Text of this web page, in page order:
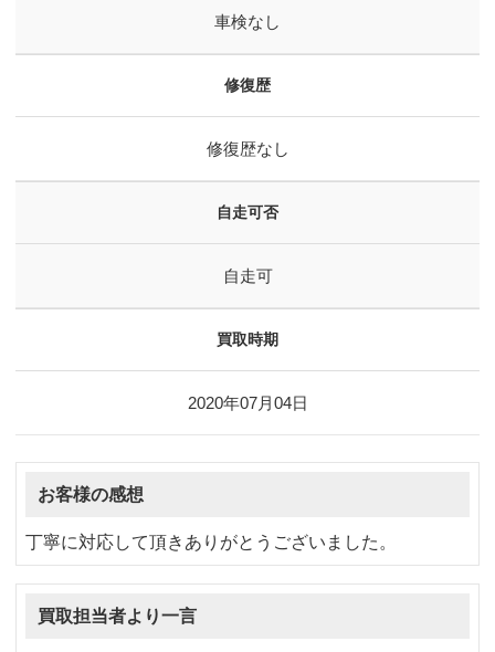
車検なし
修復歴
修復歴なし
自走可否
自走可
買取時期
2020年07月04日
お客様の感想
丁寧に対応して頂きありがとうございました。
買取担当者より一言